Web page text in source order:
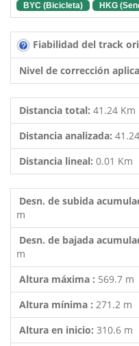
BYC (Bicicleta) HKG
Fiabilidad del track
Nivel de corrección
Distancia total: 41.24
Distancia analizada:
Distancia lineal: 0.01 Km
Desn. de subida
m
Desn. de bajada
m
Altura máxima : 569.7 m
Altura mínima : 271.2 m
Altura en inicio: 310.6 m